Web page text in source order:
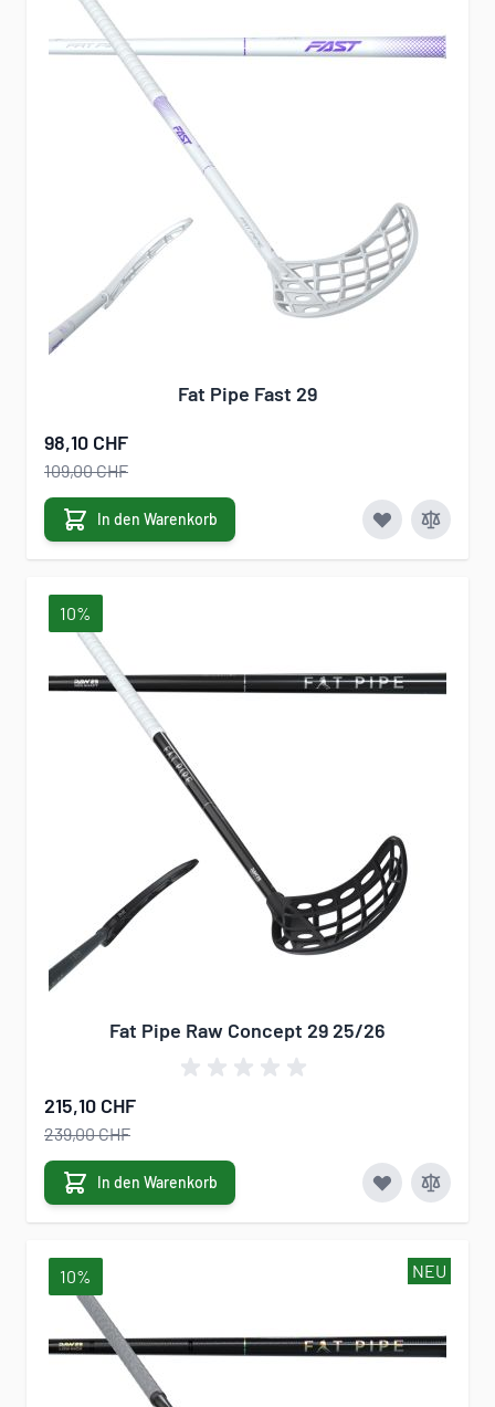
Fat Pipe Fast 29
98,10 CHF
109,00 CHF
In den Warenkorb
10%
Fat Pipe Raw Concept 29 25/26
215,10 CHF
239,00 CHF
In den Warenkorb
NEU
10%